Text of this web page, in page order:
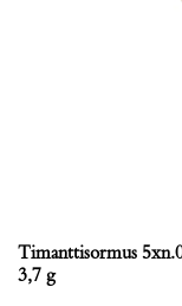
Timanttisormus
3,7 g